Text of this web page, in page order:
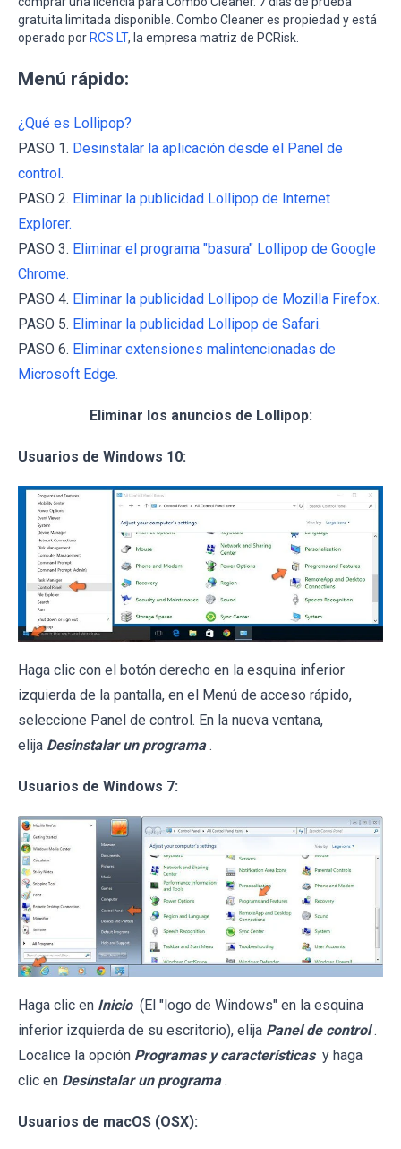
gratuita limitada disponible. Combo Cleaner es propiedad y está
operado por RCS LT, la empresa matriz de PCRisk.
Menú rápido:
¿Qué es Lollipop?
PASO 1. Desinstalar la aplicación desde el Panel de
control.
PASO 2. Eliminar la publicidad Lollipop de Internet
Explorer.
PASO 3. Eliminar el programa "basura" Lollipop de Google
Chrome.
PASO 4. Eliminar la publicidad Lollipop de Mozilla Firefox.
PASO 5. Eliminar la publicidad Lollipop de Safari.
PASO 6. Eliminar extensiones malintencionadas de
Microsoft Edge.
Eliminar los anuncios de Lollipop:
Usuarios de Windows 10:
Haga clic con el botón derecho en la esquina inferior
izquierda de la pantalla, en el Menú de acceso rápido,
seleccione Panel de control. En la nueva ventana,
elija Desinstalar un programa .
Usuarios de Windows 7:
Haga clic en Inicio (El "logo de Windows" en la esquina
inferior izquierda de su escritorio), elija Panel de control .
Localice la opción Programas y características y haga
clic en Desinstalar un programa .
Usuarios de macOS (OSX):